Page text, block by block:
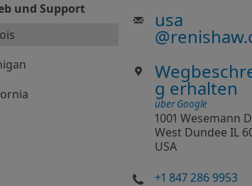
und Support
usa
@
g erhalten
über Google
1001 Wesemann
West Dundee IL
USA
+1 847 286 9953